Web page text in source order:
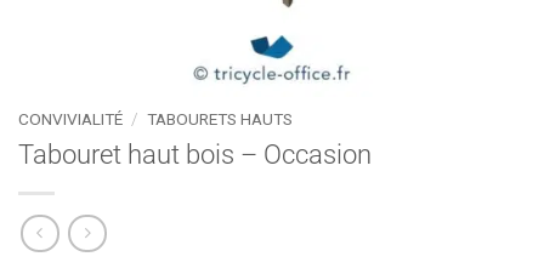
CONVIVIALITÉ / TABOURETS HAUTS
Tabouret haut bois – Occasion